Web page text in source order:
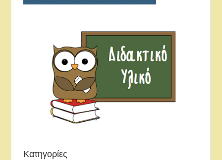
Κατηγορίες